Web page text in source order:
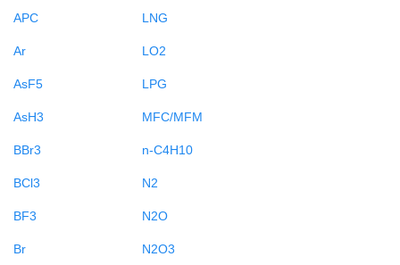
APC
Ar
AsF5
AsH3
BBr3
BCl3
BF3
Br
LNG
LO2
LPG
MFC/MFM
n-C4H10
N2
N2O
N2O3